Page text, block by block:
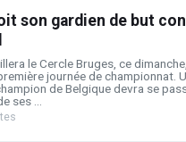
son gardien de but
le Cercle Bruges, ce
journée de championnat.
de Belgique devra se
ses ...